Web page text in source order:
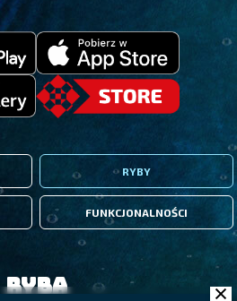
RYBY
FUNKCJONALNOŚCI
Ryba